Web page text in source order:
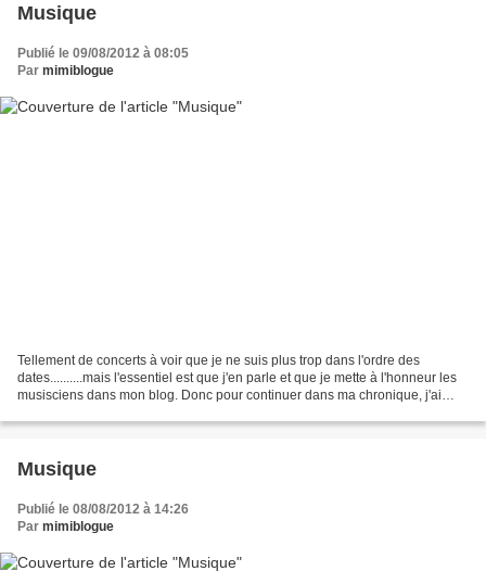
Musique
Publié le 09/08/2012 à 08:05
Par mimiblogue
Tellement de concerts à voir que je ne suis plus trop dans l'ordre des
dates..........mais l'essentiel est que j'en parle et que je mette à l'honneur les
musisciens dans mon blog. Donc pour continuer dans ma chronique, j'ai
Musique
Publié le 08/08/2012 à 14:26
Par mimiblogue